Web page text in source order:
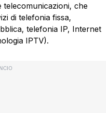
telecomunicazioni, che
di telefonia fissa,
telefonia IP, Internet
IPTV).